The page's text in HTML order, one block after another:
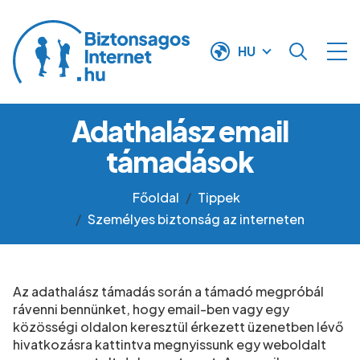
HU
Adathalász email
támadások
Főoldal
Tippek
Személyes biztonság az interneten
Az adathalász támadás során a támadó megpróbál
rávenni bennünket, hogy email-ben vagy egy
közösségi oldalon keresztül érkezett üzenetben lévő
hivatkozásra kattintva megnyissunk egy weboldalt